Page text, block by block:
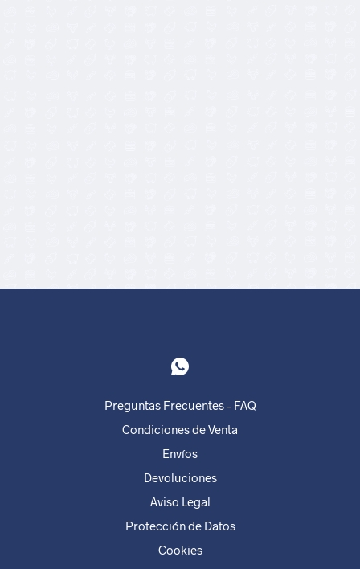
Preguntas Frecuentes – FAQ
Condiciones de Venta
Envíos
Devoluciones
Aviso Legal
Protección de Datos
Cookies